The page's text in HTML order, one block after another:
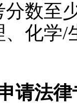
至少
、化学/
请法律